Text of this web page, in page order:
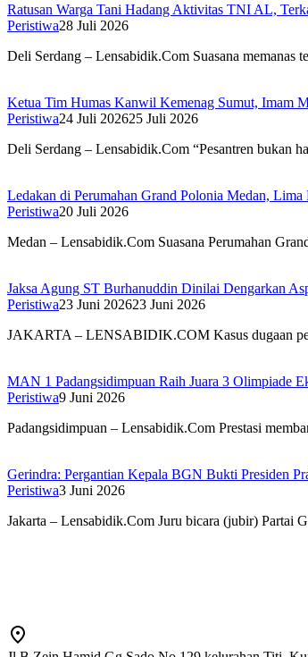
Ratusan Warga Tani Hadang Aktivitas TNI AL,
Peristiwa28 Juli 2026
Deli Serdang – Lensabidik.Com Suasana memanas
Ketua Tim Humas Kanwil Kemenag Sumut, Imam
Peristiwa24 Juli 202625 Juli 2026
Deli Serdang – Lensabidik.Com “Pesantren bukan
Ledakan di Perumahan Grand Polonia Medan, Lima
Peristiwa20 Juli 2026
Medan – Lensabidik.Com Suasana Perumahan
Jaksa Agung ST Burhanuddin Dinilai Dengarkan
Peristiwa23 Juni 202623 Juni 2026
JAKARTA – LENSABIDIK.COM Kasus dugaan
MAN 1 Padangsidimpuan Raih Juara 3 Olimpiade
Peristiwa9 Juni 2026
Padangsidimpuan – Lensabidik.Com Prestasi
Gerindra: Pergantian Kepala BGN Bukti Presiden
Peristiwa3 Juni 2026
Jakarta – Lensabidik.Com Juru bicara (jubir) Partai